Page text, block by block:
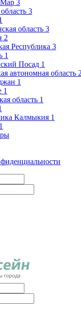
3
3
область 3
2
Республика 3
1
Посад 1
автономная область 2
1
1
область 1
Калмыкия 1
1